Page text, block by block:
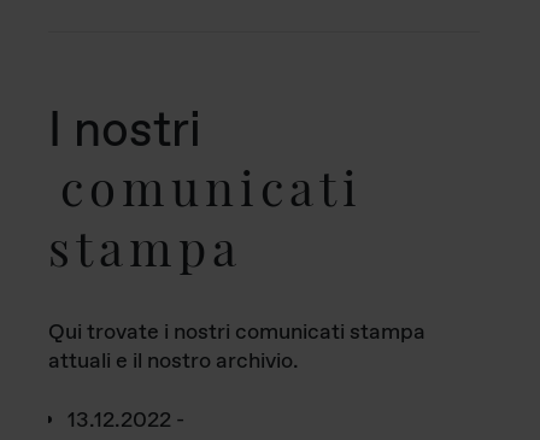
I nostri
comunicati
stampa
Qui trovate i nostri comunicati stampa
attuali e il nostro archivio.
13.12.2022 -